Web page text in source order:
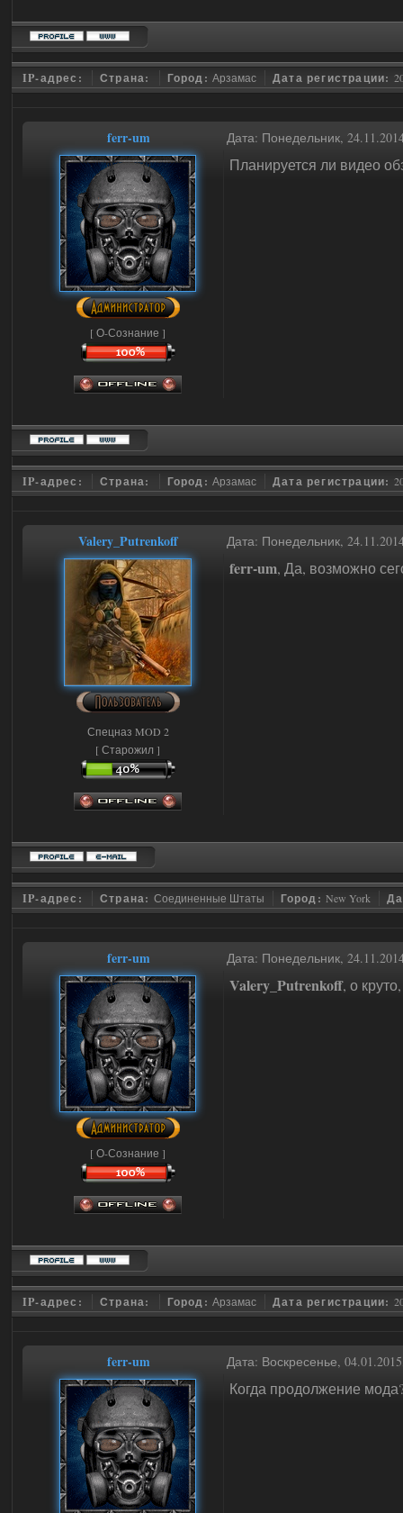
IP-адрес: Страна: Город:Арзамас Дата регистрации:
ferr-um Дата: Понедельник,
[ О-Сознание ]
Планируется ли видео
IP-адрес: Страна: Город:Арзамас Дата регистрации:
Valery_Putrenkoff Дата: Понедельник,
Спецназ MOD 2
[ Старожил ]
ferr-um, Да, возможно
IP-адрес: Страна: Соединенные Штаты Город:New York
ferr-um Дата: Понедельник,
[ О-Сознание ]
Valery_Putrenkoff, о
IP-адрес: Страна: Город:Арзамас Дата регистрации:
ferr-um Дата: Воскресенье,
Когда продолжение